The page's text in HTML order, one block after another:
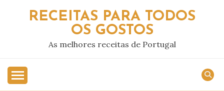
RECEITAS PARA TODOS
OS GOSTOS
As melhores receitas de Portugal